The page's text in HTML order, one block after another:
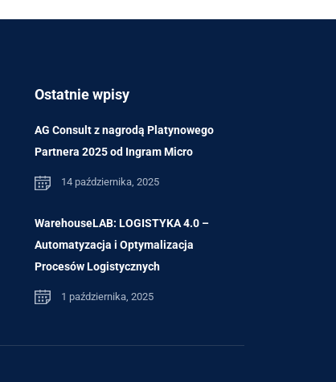
Ostatnie wpisy
AG Consult z nagrodą Platynowego
Partnera 2025 od Ingram Micro
14 października, 2025
WarehouseLAB: LOGISTYKA 4.0 –
Automatyzacja i Optymalizacja
Procesów Logistycznych
1 października, 2025